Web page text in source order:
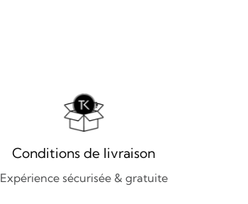
Conditions de livraison
Expérience sécurisée & gratuite